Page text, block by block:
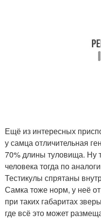
Ещё из интересных
у самца отличительная
70% длины туловища. Ну
человека тогда по
Тестикулы спрятаны
Самка тоже норм, у неё
при таких габаритах
где всё это может